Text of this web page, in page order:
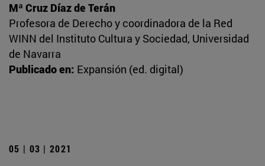
Mª Cruz Díaz de Terán
Profesora de Derecho y coordinadora de la Red
WINN del Instituto Cultura y Sociedad, Universidad
de Navarra
Publicado en: Expansión (ed. digital)
05 | 03 | 2021